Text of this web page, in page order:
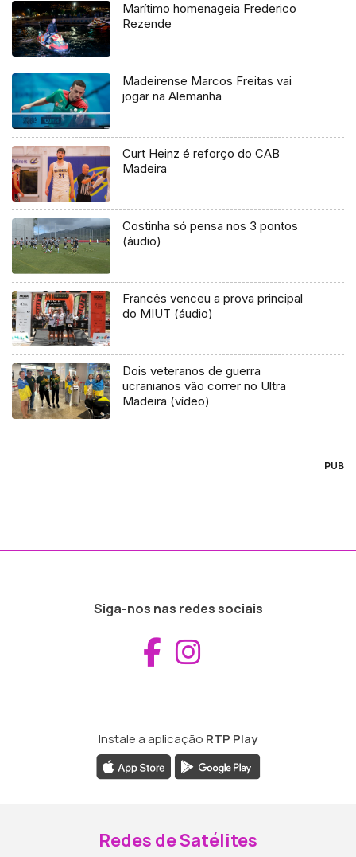
Marítimo homenageia Frederico
Rezende
Madeirense Marcos Freitas vai
jogar na Alemanha
Curt Heinz é reforço do CAB
Madeira
Costinha só pensa nos 3 pontos
(áudio)
Francês venceu a prova principal
do MIUT (áudio)
Dois veteranos de guerra
ucranianos vão correr no Ultra
Madeira (vídeo)
PUB
Siga-nos nas redes sociais
Aceder ao
Instale a aplicação RTP Play
Redes de Satélites